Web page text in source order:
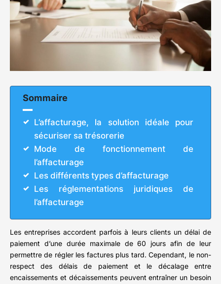
Sommaire
L’affacturage, la solution idéale pour
sécuriser sa trésorerie
Mode de fonctionnement de
l’affacturage
Les différents types d’affacturage
Les réglementations juridiques de
l’affacturage
Les entreprises accordent parfois à leurs clients un délai de
paiement d’une durée maximale de 60 jours afin de leur
permettre de régler les factures plus tard. Cependant, le non-
respect des délais de paiement et le décalage entre
encaissements et décaissements peuvent entraîner un besoin